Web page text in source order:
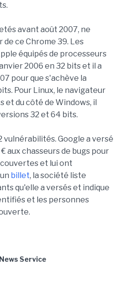
avant août 2007, ne
ce Chrome 39. Les
équipés de processeurs
2006 en 32 bits et il a
pour que s'achève la
Pour Linux, le navigateur
et du côté de Windows, il
32 et 64 bits.
Google a versé
aux chasseurs de bugs pour
et lui ont
billet, la société liste
qu'elle a versés et indique
et les personnes
Service